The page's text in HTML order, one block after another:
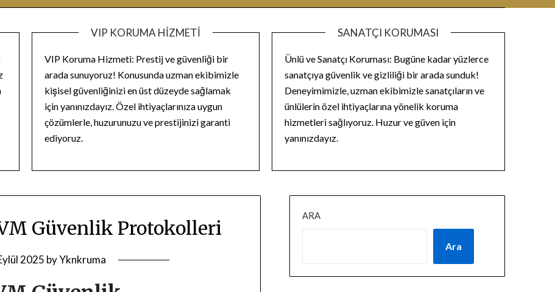
VIP KORUMA HIZMETI
VIP Koruma Hizmeti: Prestij ve güvenliği bir
arada sunuyoruz! Konusunda uzman ekibimizle
kişisel güvenliğinizi en üst düzeyde sağlamak
için yanınızdayız. Özel ihtiyaçlarınıza uygun
çözümlerle, huzurunuzu ve prestijinizi garanti
ediyoruz.
SANATÇI KORUMASI
Ünlü ve Sanatçı Koruması: Bugüne kadar yüzlerce
sanatçıya güvenlik ve gizliliği bir arada sunduk!
Deneyimimizle, uzman ekibimizle sanatçıların ve
ünlülerin özel ihtiyaçlarına yönelik koruma
hizmetleri sağlıyoruz. Huzur ve güven için
yanınızdayız.
Güvenlik Protokolleri
2025 byYknkruma
ARA
Ara